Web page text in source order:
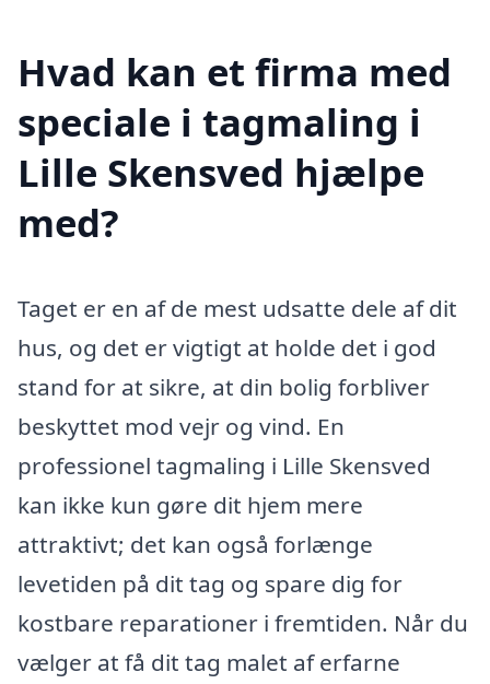
Hvad kan et firma med
speciale i tagmaling i
Lille Skensved hjælpe
med?
Taget er en af de mest udsatte dele af dit
hus, og det er vigtigt at holde det i god
stand for at sikre, at din bolig forbliver
beskyttet mod vejr og vind. En
professionel tagmaling i Lille Skensved
kan ikke kun gøre dit hjem mere
attraktivt; det kan også forlænge
levetiden på dit tag og spare dig for
kostbare reparationer i fremtiden. Når du
vælger at få dit tag malet af erfarne